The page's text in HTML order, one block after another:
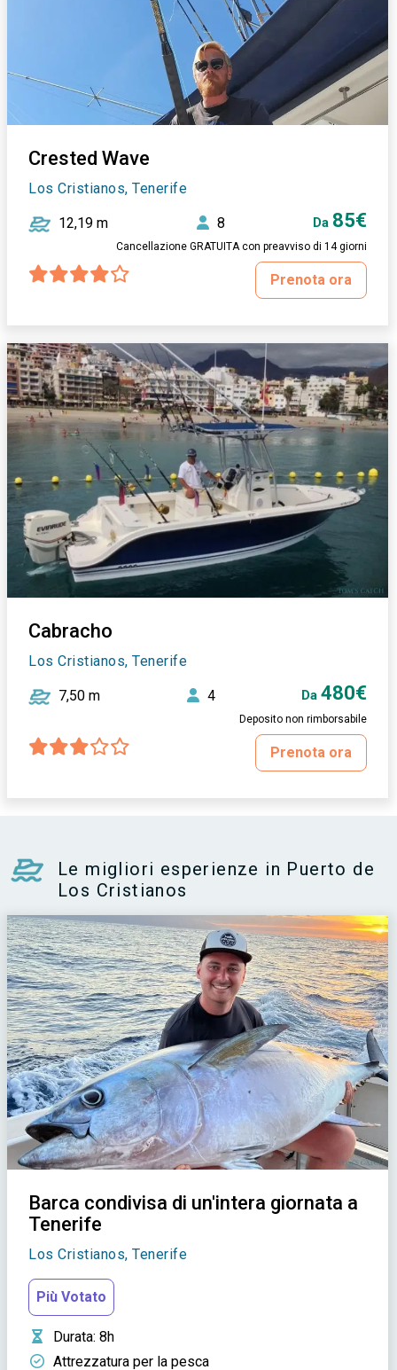
Crested Wave
Los Cristianos, Tenerife
12,19 m 8 Da 85€
Cancellazione GRATUITA con preavviso di 14 giorni
Prenota ora
Cabracho
Los Cristianos, Tenerife
7,50 m 4 Da 480€
Deposito non rimborsabile
Prenota ora
Le migliori esperienze in Puerto de
Los Cristianos
Barca condivisa di un'intera giornata a
Tenerife
Los Cristianos, Tenerife
Più Votato
Durata: 8h
Attrezzatura per la pesca